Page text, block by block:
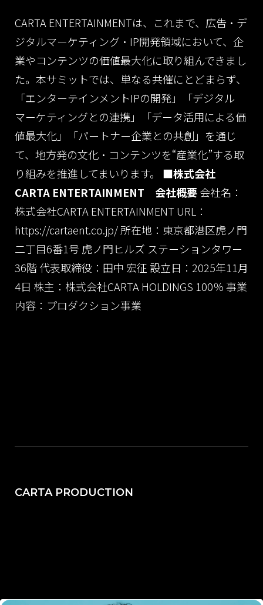
CARTA ENTERTAINMENTは、これまで、広告・デ
ジタルマーケティング・IP開発領域において、企
業やコンテンツの価値最大化に取り組んできまし
た。本サミットでは、単なる共催にとどまらず、
「エンターテインメントIPの開発」「デジタル
マーケティングとの連携」「データ活用による価
値最大化」「パートナー企業との共創」を通じ
て、地方発の文化・コンテンツを“産業化”する取
り組みを推進してまいります。
■株式会社
CARTA ENTERTAINMENT 会社概要会社名：
株式会社CARTA ENTERTAINMENT URL：
https://cartaent.co.jp/所在地：東京都港区虎ノ門
二丁目6番1号 虎ノ門ヒルズ ステーションタワー
36階代表取締役：田中 宏征 設立日：2025年11月
4日 株主：株式会社CARTA HOLDINGS 100％事業
内容：プロダクション事業
CARTA PRODUCTION